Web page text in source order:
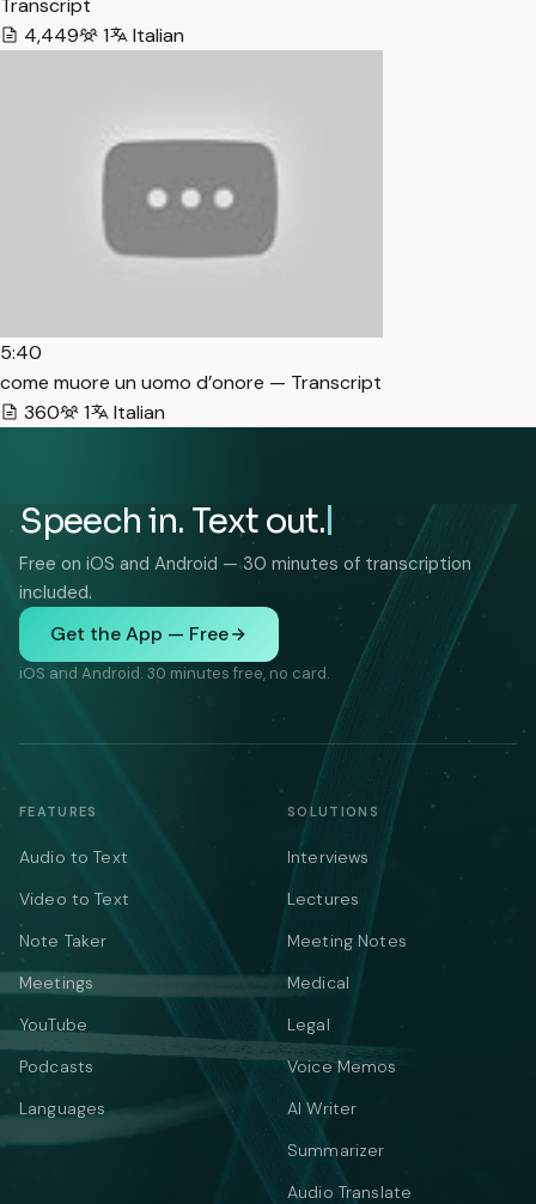
Transcript
4,449
1 Italian
5:40
come muore un uomo d’onore — Transcript
360
1 Italian
Speech in. Text out.
Free on iOS and Android — 30 minutes of transcription
included.
Get the App — Free
iOS and Android. 30 minutes free, no card.
FEATURES
Audio to Text
Video to Text
Note Taker
Meetings
YouTube
Podcasts
Languages
SOLUTIONS
Interviews
Lectures
Meeting Notes
Medical
Legal
Voice Memos
AI Writer
Summarizer
Audio Translate